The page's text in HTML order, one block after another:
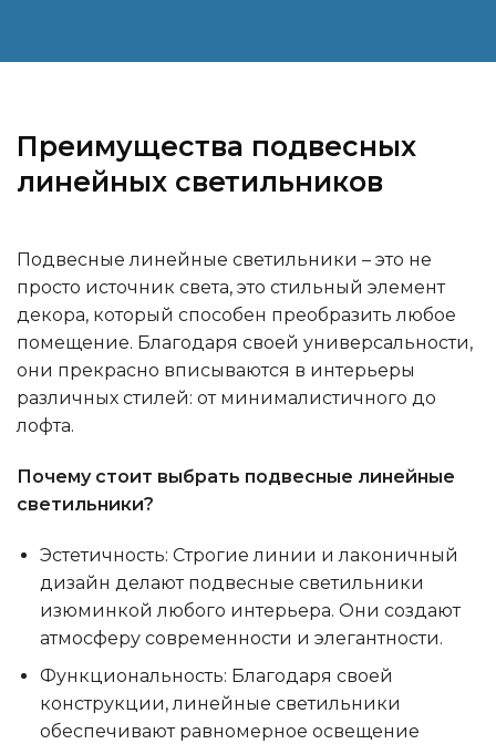
Преимущества подвесных
линейных светильников
Подвесные линейные светильники – это не
просто источник света, это стильный элемент
декора, который способен преобразить любое
помещение. Благодаря своей универсальности,
они прекрасно вписываются в интерьеры
различных стилей: от минималистичного до
лофта.
Почему стоит выбрать подвесные линейные
светильники?
Эстетичность: Строгие линии и лаконичный
дизайн делают подвесные светильники
изюминкой любого интерьера. Они создают
атмосферу современности и элегантности.
Функциональность: Благодаря своей
конструкции, линейные светильники
обеспечивают равномерное освещение